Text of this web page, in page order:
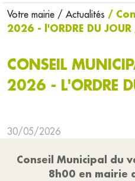
Votre mairie / Actualités /
2026 - l'ORDRE DU
CONSEIL
2026 - L'ORDRE
30/05/2026
Conseil Municipal du
8h00 en mairie